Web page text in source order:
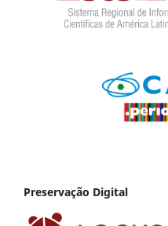
Preservação Digital